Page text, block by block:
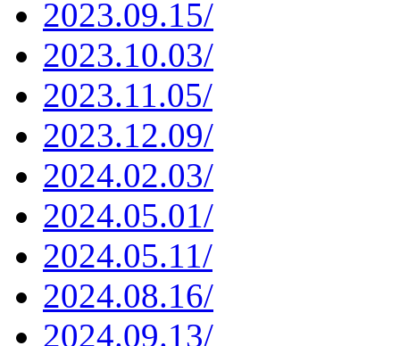
2023.09.15/
2023.10.03/
2023.11.05/
2023.12.09/
2024.02.03/
2024.05.01/
2024.05.11/
2024.08.16/
2024.09.13/